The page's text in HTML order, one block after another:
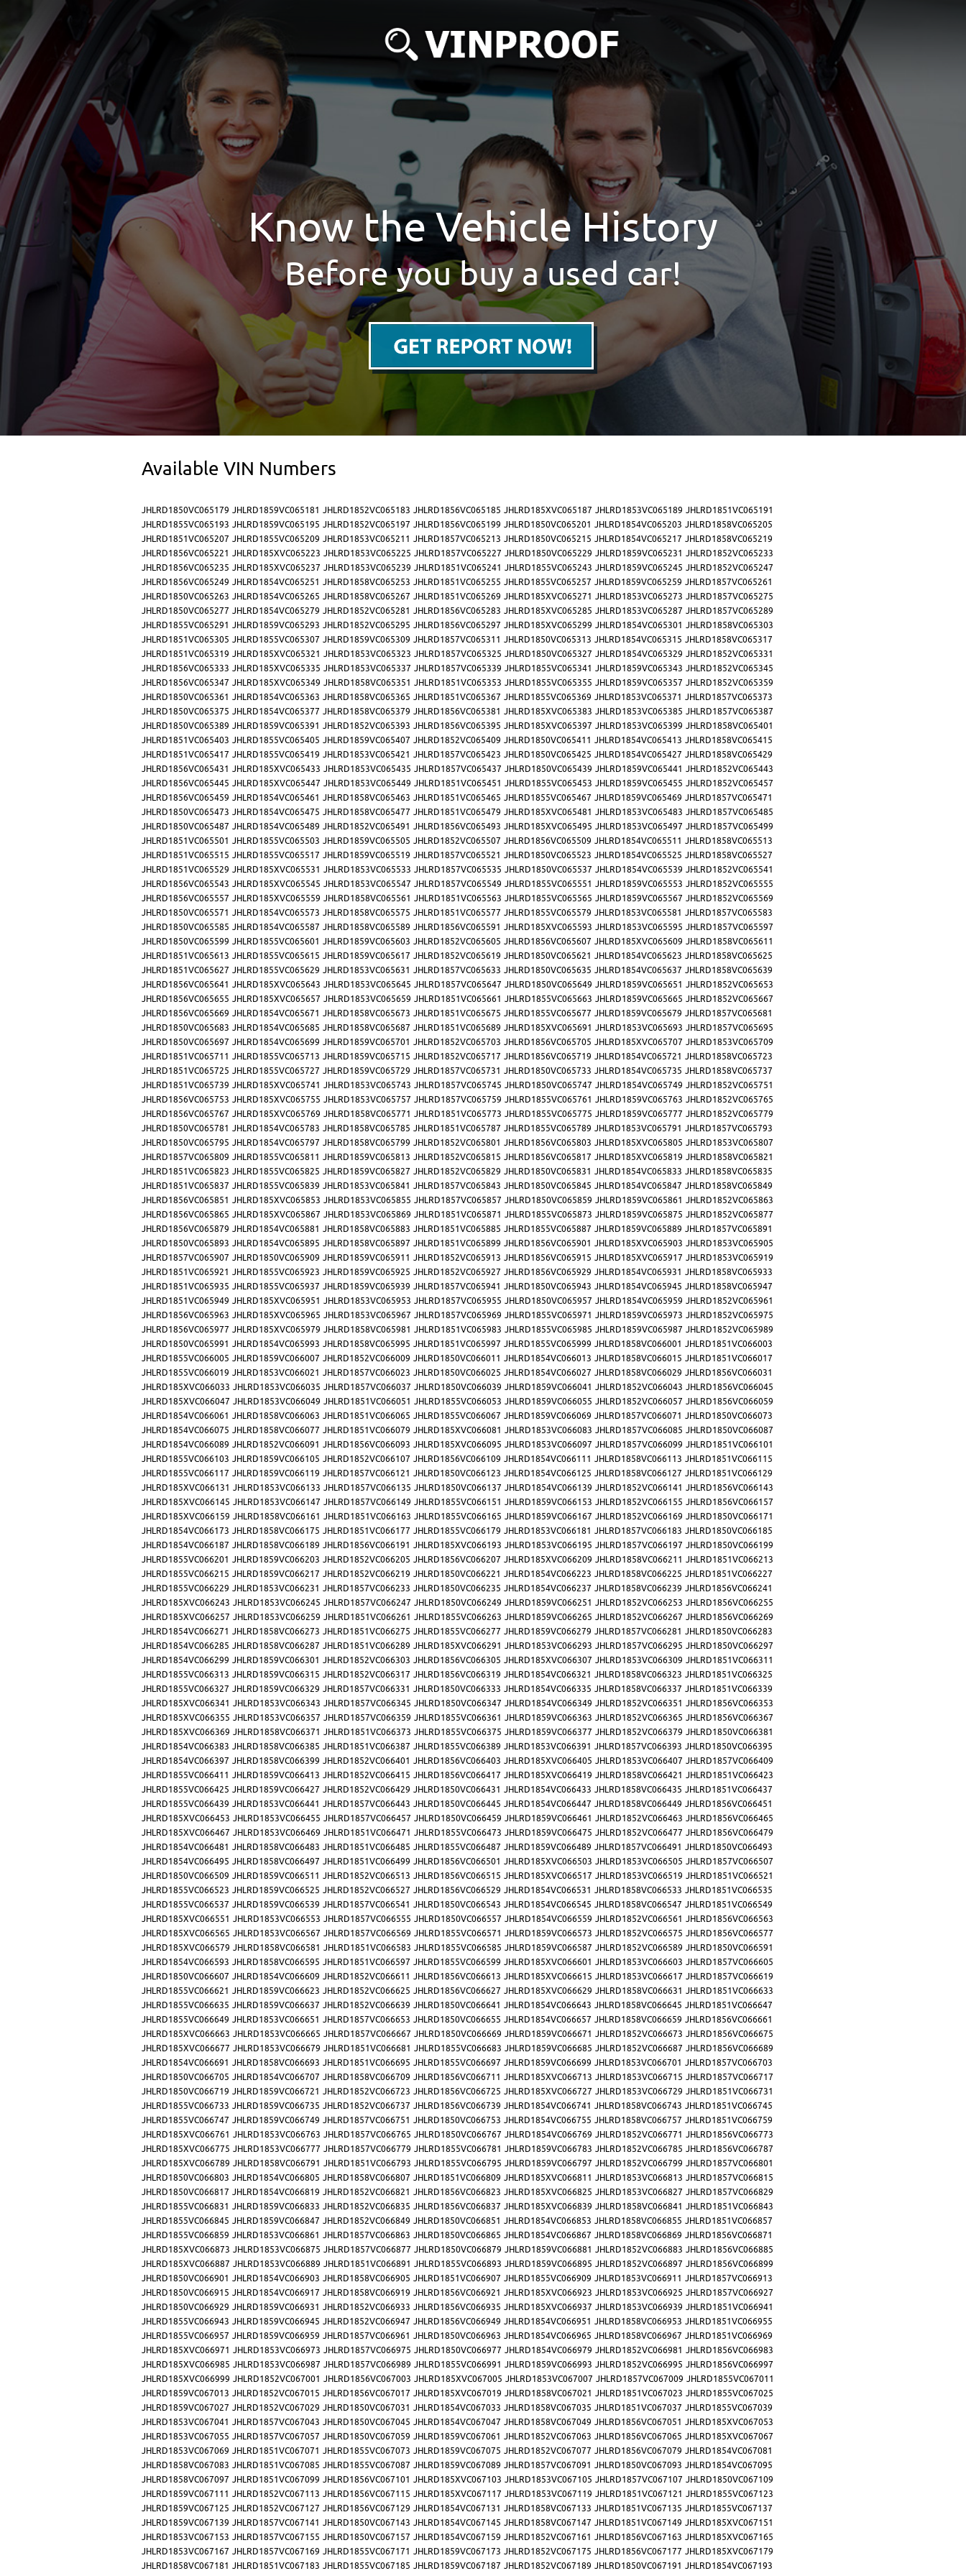
Know the Vehicle History
Before you buy a used car!
Available VIN Numbers
JHLRD1850VC065179 JHLRD1859VC065181 JHLRD1852VC065183 JHLRD1856VC065185 JHLRD185XVC065187 JHLRD1853VC065189 JHLRD1851VC065191
JHLRD1855VC065193 JHLRD1859VC065195 JHLRD1852VC065197 JHLRD1856VC065199 JHLRD1850VC065201 JHLRD1854VC065203 JHLRD1858VC065205
JHLRD1851VC065207 JHLRD1855VC065209 JHLRD1853VC065211 JHLRD1857VC065213 JHLRD1850VC065215 JHLRD1854VC065217 JHLRD1858VC065219
JHLRD1856VC065221 JHLRD185XVC065223 JHLRD1853VC065225 JHLRD1857VC065227 JHLRD1850VC065229 JHLRD1859VC065231 JHLRD1852VC065233
JHLRD1856VC065235 JHLRD185XVC065237 JHLRD1853VC065239 JHLRD1851VC065241 JHLRD1855VC065243 JHLRD1859VC065245 JHLRD1852VC065247
JHLRD1856VC065249 JHLRD1854VC065251 JHLRD1858VC065253 JHLRD1851VC065255 JHLRD1855VC065257 JHLRD1859VC065259 JHLRD1857VC065261
JHLRD1850VC065263 JHLRD1854VC065265 JHLRD1858VC065267 JHLRD1851VC065269 JHLRD185XVC065271 JHLRD1853VC065273 JHLRD1857VC065275
JHLRD1850VC065277 JHLRD1854VC065279 JHLRD1852VC065281 JHLRD1856VC065283 JHLRD185XVC065285 JHLRD1853VC065287 JHLRD1857VC065289
JHLRD1855VC065291 JHLRD1859VC065293 JHLRD1852VC065295 JHLRD1856VC065297 JHLRD185XVC065299 JHLRD1854VC065301 JHLRD1858VC065303
JHLRD1851VC065305 JHLRD1855VC065307 JHLRD1859VC065309 JHLRD1857VC065311 JHLRD1850VC065313 JHLRD1854VC065315 JHLRD1858VC065317
JHLRD1851VC065319 JHLRD185XVC065321 JHLRD1853VC065323 JHLRD1857VC065325 JHLRD1850VC065327 JHLRD1854VC065329 JHLRD1852VC065331
JHLRD1856VC065333 JHLRD185XVC065335 JHLRD1853VC065337 JHLRD1857VC065339 JHLRD1855VC065341 JHLRD1859VC065343 JHLRD1852VC065345
JHLRD1856VC065347 JHLRD185XVC065349 JHLRD1858VC065351 JHLRD1851VC065353 JHLRD1855VC065355 JHLRD1859VC065357 JHLRD1852VC065359
JHLRD1850VC065361 JHLRD1854VC065363 JHLRD1858VC065365 JHLRD1851VC065367 JHLRD1855VC065369 JHLRD1853VC065371 JHLRD1857VC065373
JHLRD1850VC065375 JHLRD1854VC065377 JHLRD1858VC065379 JHLRD1856VC065381 JHLRD185XVC065383 JHLRD1853VC065385 JHLRD1857VC065387
JHLRD1850VC065389 JHLRD1859VC065391 JHLRD1852VC065393 JHLRD1856VC065395 JHLRD185XVC065397 JHLRD1853VC065399 JHLRD1858VC065401
JHLRD1851VC065403 JHLRD1855VC065405 JHLRD1859VC065407 JHLRD1852VC065409 JHLRD1850VC065411 JHLRD1854VC065413 JHLRD1858VC065415
JHLRD1851VC065417 JHLRD1855VC065419 JHLRD1853VC065421 JHLRD1857VC065423 JHLRD1850VC065425 JHLRD1854VC065427 JHLRD1858VC065429
JHLRD1856VC065431 JHLRD185XVC065433 JHLRD1853VC065435 JHLRD1857VC065437 JHLRD1850VC065439 JHLRD1859VC065441 JHLRD1852VC065443
JHLRD1856VC065445 JHLRD185XVC065447 JHLRD1853VC065449 JHLRD1851VC065451 JHLRD1855VC065453 JHLRD1859VC065455 JHLRD1852VC065457
JHLRD1856VC065459 JHLRD1854VC065461 JHLRD1858VC065463 JHLRD1851VC065465 JHLRD1855VC065467 JHLRD1859VC065469 JHLRD1857VC065471
JHLRD1850VC065473 JHLRD1854VC065475 JHLRD1858VC065477 JHLRD1851VC065479 JHLRD185XVC065481 JHLRD1853VC065483 JHLRD1857VC065485
JHLRD1850VC065487 JHLRD1854VC065489 JHLRD1852VC065491 JHLRD1856VC065493 JHLRD185XVC065495 JHLRD1853VC065497 JHLRD1857VC065499
JHLRD1851VC065501 JHLRD1855VC065503 JHLRD1859VC065505 JHLRD1852VC065507 JHLRD1856VC065509 JHLRD1854VC065511 JHLRD1858VC065513
JHLRD1851VC065515 JHLRD1855VC065517 JHLRD1859VC065519 JHLRD1857VC065521 JHLRD1850VC065523 JHLRD1854VC065525 JHLRD1858VC065527
JHLRD1851VC065529 JHLRD185XVC065531 JHLRD1853VC065533 JHLRD1857VC065535 JHLRD1850VC065537 JHLRD1854VC065539 JHLRD1852VC065541
JHLRD1856VC065543 JHLRD185XVC065545 JHLRD1853VC065547 JHLRD1857VC065549 JHLRD1855VC065551 JHLRD1859VC065553 JHLRD1852VC065555
JHLRD1856VC065557 JHLRD185XVC065559 JHLRD1858VC065561 JHLRD1851VC065563 JHLRD1855VC065565 JHLRD1859VC065567 JHLRD1852VC065569
JHLRD1850VC065571 JHLRD1854VC065573 JHLRD1858VC065575 JHLRD1851VC065577 JHLRD1855VC065579 JHLRD1853VC065581 JHLRD1857VC065583
JHLRD1850VC065585 JHLRD1854VC065587 JHLRD1858VC065589 JHLRD1856VC065591 JHLRD185XVC065593 JHLRD1853VC065595 JHLRD1857VC065597
JHLRD1850VC065599 JHLRD1855VC065601 JHLRD1859VC065603 JHLRD1852VC065605 JHLRD1856VC065607 JHLRD185XVC065609 JHLRD1858VC065611
JHLRD1851VC065613 JHLRD1855VC065615 JHLRD1859VC065617 JHLRD1852VC065619 JHLRD1850VC065621 JHLRD1854VC065623 JHLRD1858VC065625
JHLRD1851VC065627 JHLRD1855VC065629 JHLRD1853VC065631 JHLRD1857VC065633 JHLRD1850VC065635 JHLRD1854VC065637 JHLRD1858VC065639
JHLRD1856VC065641 JHLRD185XVC065643 JHLRD1853VC065645 JHLRD1857VC065647 JHLRD1850VC065649 JHLRD1859VC065651 JHLRD1852VC065653
JHLRD1856VC065655 JHLRD185XVC065657 JHLRD1853VC065659 JHLRD1851VC065661 JHLRD1855VC065663 JHLRD1859VC065665 JHLRD1852VC065667
JHLRD1856VC065669 JHLRD1854VC065671 JHLRD1858VC065673 JHLRD1851VC065675 JHLRD1855VC065677 JHLRD1859VC065679 JHLRD1857VC065681
JHLRD1850VC065683 JHLRD1854VC065685 JHLRD1858VC065687 JHLRD1851VC065689 JHLRD185XVC065691 JHLRD1853VC065693 JHLRD1857VC065695
JHLRD1850VC065697 JHLRD1854VC065699 JHLRD1859VC065701 JHLRD1852VC065703 JHLRD1856VC065705 JHLRD185XVC065707 JHLRD1853VC065709
JHLRD1851VC065711 JHLRD1855VC065713 JHLRD1859VC065715 JHLRD1852VC065717 JHLRD1856VC065719 JHLRD1854VC065721 JHLRD1858VC065723
JHLRD1851VC065725 JHLRD1855VC065727 JHLRD1859VC065729 JHLRD1857VC065731 JHLRD1850VC065733 JHLRD1854VC065735 JHLRD1858VC065737
JHLRD1851VC065739 JHLRD185XVC065741 JHLRD1853VC065743 JHLRD1857VC065745 JHLRD1850VC065747 JHLRD1854VC065749 JHLRD1852VC065751
JHLRD1856VC065753 JHLRD185XVC065755 JHLRD1853VC065757 JHLRD1857VC065759 JHLRD1855VC065761 JHLRD1859VC065763 JHLRD1852VC065765
JHLRD1856VC065767 JHLRD185XVC065769 JHLRD1858VC065771 JHLRD1851VC065773 JHLRD1855VC065775 JHLRD1859VC065777 JHLRD1852VC065779
JHLRD1850VC065781 JHLRD1854VC065783 JHLRD1858VC065785 JHLRD1851VC065787 JHLRD1855VC065789 JHLRD1853VC065791 JHLRD1857VC065793
JHLRD1850VC065795 JHLRD1854VC065797 JHLRD1858VC065799 JHLRD1852VC065801 JHLRD1856VC065803 JHLRD185XVC065805 JHLRD1853VC065807
JHLRD1857VC065809 JHLRD1855VC065811 JHLRD1859VC065813 JHLRD1852VC065815 JHLRD1856VC065817 JHLRD185XVC065819 JHLRD1858VC065821
JHLRD1851VC065823 JHLRD1855VC065825 JHLRD1859VC065827 JHLRD1852VC065829 JHLRD1850VC065831 JHLRD1854VC065833 JHLRD1858VC065835
JHLRD1851VC065837 JHLRD1855VC065839 JHLRD1853VC065841 JHLRD1857VC065843 JHLRD1850VC065845 JHLRD1854VC065847 JHLRD1858VC065849
JHLRD1856VC065851 JHLRD185XVC065853 JHLRD1853VC065855 JHLRD1857VC065857 JHLRD1850VC065859 JHLRD1859VC065861 JHLRD1852VC065863
JHLRD1856VC065865 JHLRD185XVC065867 JHLRD1853VC065869 JHLRD1851VC065871 JHLRD1855VC065873 JHLRD1859VC065875 JHLRD1852VC065877
JHLRD1856VC065879 JHLRD1854VC065881 JHLRD1858VC065883 JHLRD1851VC065885 JHLRD1855VC065887 JHLRD1859VC065889 JHLRD1857VC065891
JHLRD1850VC065893 JHLRD1854VC065895 JHLRD1858VC065897 JHLRD1851VC065899 JHLRD1856VC065901 JHLRD185XVC065903 JHLRD1853VC065905
JHLRD1857VC065907 JHLRD1850VC065909 JHLRD1859VC065911 JHLRD1852VC065913 JHLRD1856VC065915 JHLRD185XVC065917 JHLRD1853VC065919
JHLRD1851VC065921 JHLRD1855VC065923 JHLRD1859VC065925 JHLRD1852VC065927 JHLRD1856VC065929 JHLRD1854VC065931 JHLRD1858VC065933
JHLRD1851VC065935 JHLRD1855VC065937 JHLRD1859VC065939 JHLRD1857VC065941 JHLRD1850VC065943 JHLRD1854VC065945 JHLRD1858VC065947
JHLRD1851VC065949 JHLRD185XVC065951 JHLRD1853VC065953 JHLRD1857VC065955 JHLRD1850VC065957 JHLRD1854VC065959 JHLRD1852VC065961
JHLRD1856VC065963 JHLRD185XVC065965 JHLRD1853VC065967 JHLRD1857VC065969 JHLRD1855VC065971 JHLRD1859VC065973 JHLRD1852VC065975
JHLRD1856VC065977 JHLRD185XVC065979 JHLRD1858VC065981 JHLRD1851VC065983 JHLRD1855VC065985 JHLRD1859VC065987 JHLRD1852VC065989
JHLRD1850VC065991 JHLRD1854VC065993 JHLRD1858VC065995 JHLRD1851VC065997 JHLRD1855VC065999 JHLRD1858VC066001 JHLRD1851VC066003
JHLRD1855VC066005 JHLRD1859VC066007 JHLRD1852VC066009 JHLRD1850VC066011 JHLRD1854VC066013 JHLRD1858VC066015 JHLRD1851VC066017
JHLRD1855VC066019 JHLRD1853VC066021 JHLRD1857VC066023 JHLRD1850VC066025 JHLRD1854VC066027 JHLRD1858VC066029 JHLRD1856VC066031
JHLRD185XVC066033 JHLRD1853VC066035 JHLRD1857VC066037 JHLRD1850VC066039 JHLRD1859VC066041 JHLRD1852VC066043 JHLRD1856VC066045
JHLRD185XVC066047 JHLRD1853VC066049 JHLRD1851VC066051 JHLRD1855VC066053 JHLRD1859VC066055 JHLRD1852VC066057 JHLRD1856VC066059
JHLRD1854VC066061 JHLRD1858VC066063 JHLRD1851VC066065 JHLRD1855VC066067 JHLRD1859VC066069 JHLRD1857VC066071 JHLRD1850VC066073
JHLRD1854VC066075 JHLRD1858VC066077 JHLRD1851VC066079 JHLRD185XVC066081 JHLRD1853VC066083 JHLRD1857VC066085 JHLRD1850VC066087
JHLRD1854VC066089 JHLRD1852VC066091 JHLRD1856VC066093 JHLRD185XVC066095 JHLRD1853VC066097 JHLRD1857VC066099 JHLRD1851VC066101
JHLRD1855VC066103 JHLRD1859VC066105 JHLRD1852VC066107 JHLRD1856VC066109 JHLRD1854VC066111 JHLRD1858VC066113 JHLRD1851VC066115
JHLRD1855VC066117 JHLRD1859VC066119 JHLRD1857VC066121 JHLRD1850VC066123 JHLRD1854VC066125 JHLRD1858VC066127 JHLRD1851VC066129
JHLRD185XVC066131 JHLRD1853VC066133 JHLRD1857VC066135 JHLRD1850VC066137 JHLRD1854VC066139 JHLRD1852VC066141 JHLRD1856VC066143
JHLRD185XVC066145 JHLRD1853VC066147 JHLRD1857VC066149 JHLRD1855VC066151 JHLRD1859VC066153 JHLRD1852VC066155 JHLRD1856VC066157
JHLRD185XVC066159 JHLRD1858VC066161 JHLRD1851VC066163 JHLRD1855VC066165 JHLRD1859VC066167 JHLRD1852VC066169 JHLRD1850VC066171
JHLRD1854VC066173 JHLRD1858VC066175 JHLRD1851VC066177 JHLRD1855VC066179 JHLRD1853VC066181 JHLRD1857VC066183 JHLRD1850VC066185
JHLRD1854VC066187 JHLRD1858VC066189 JHLRD1856VC066191 JHLRD185XVC066193 JHLRD1853VC066195 JHLRD1857VC066197 JHLRD1850VC066199
JHLRD1855VC066201 JHLRD1859VC066203 JHLRD1852VC066205 JHLRD1856VC066207 JHLRD185XVC066209 JHLRD1858VC066211 JHLRD1851VC066213
JHLRD1855VC066215 JHLRD1859VC066217 JHLRD1852VC066219 JHLRD1850VC066221 JHLRD1854VC066223 JHLRD1858VC066225 JHLRD1851VC066227
JHLRD1855VC066229 JHLRD1853VC066231 JHLRD1857VC066233 JHLRD1850VC066235 JHLRD1854VC066237 JHLRD1858VC066239 JHLRD1856VC066241
JHLRD185XVC066243 JHLRD1853VC066245 JHLRD1857VC066247 JHLRD1850VC066249 JHLRD1859VC066251 JHLRD1852VC066253 JHLRD1856VC066255
JHLRD185XVC066257 JHLRD1853VC066259 JHLRD1851VC066261 JHLRD1855VC066263 JHLRD1859VC066265 JHLRD1852VC066267 JHLRD1856VC066269
JHLRD1854VC066271 JHLRD1858VC066273 JHLRD1851VC066275 JHLRD1855VC066277 JHLRD1859VC066279 JHLRD1857VC066281 JHLRD1850VC066283
JHLRD1854VC066285 JHLRD1858VC066287 JHLRD1851VC066289 JHLRD185XVC066291 JHLRD1853VC066293 JHLRD1857VC066295 JHLRD1850VC066297
JHLRD1854VC066299 JHLRD1859VC066301 JHLRD1852VC066303 JHLRD1856VC066305 JHLRD185XVC066307 JHLRD1853VC066309 JHLRD1851VC066311
JHLRD1855VC066313 JHLRD1859VC066315 JHLRD1852VC066317 JHLRD1856VC066319 JHLRD1854VC066321 JHLRD1858VC066323 JHLRD1851VC066325
JHLRD1855VC066327 JHLRD1859VC066329 JHLRD1857VC066331 JHLRD1850VC066333 JHLRD1854VC066335 JHLRD1858VC066337 JHLRD1851VC066339
JHLRD185XVC066341 JHLRD1853VC066343 JHLRD1857VC066345 JHLRD1850VC066347 JHLRD1854VC066349 JHLRD1852VC066351 JHLRD1856VC066353
JHLRD185XVC066355 JHLRD1853VC066357 JHLRD1857VC066359 JHLRD1855VC066361 JHLRD1859VC066363 JHLRD1852VC066365 JHLRD1856VC066367
JHLRD185XVC066369 JHLRD1858VC066371 JHLRD1851VC066373 JHLRD1855VC066375 JHLRD1859VC066377 JHLRD1852VC066379 JHLRD1850VC066381
JHLRD1854VC066383 JHLRD1858VC066385 JHLRD1851VC066387 JHLRD1855VC066389 JHLRD1853VC066391 JHLRD1857VC066393 JHLRD1850VC066395
JHLRD1854VC066397 JHLRD1858VC066399 JHLRD1852VC066401 JHLRD1856VC066403 JHLRD185XVC066405 JHLRD1853VC066407 JHLRD1857VC066409
JHLRD1855VC066411 JHLRD1859VC066413 JHLRD1852VC066415 JHLRD1856VC066417 JHLRD185XVC066419 JHLRD1858VC066421 JHLRD1851VC066423
JHLRD1855VC066425 JHLRD1859VC066427 JHLRD1852VC066429 JHLRD1850VC066431 JHLRD1854VC066433 JHLRD1858VC066435 JHLRD1851VC066437
JHLRD1855VC066439 JHLRD1853VC066441 JHLRD1857VC066443 JHLRD1850VC066445 JHLRD1854VC066447 JHLRD1858VC066449 JHLRD1856VC066451
JHLRD185XVC066453 JHLRD1853VC066455 JHLRD1857VC066457 JHLRD1850VC066459 JHLRD1859VC066461 JHLRD1852VC066463 JHLRD1856VC066465
JHLRD185XVC066467 JHLRD1853VC066469 JHLRD1851VC066471 JHLRD1855VC066473 JHLRD1859VC066475 JHLRD1852VC066477 JHLRD1856VC066479
JHLRD1854VC066481 JHLRD1858VC066483 JHLRD1851VC066485 JHLRD1855VC066487 JHLRD1859VC066489 JHLRD1857VC066491 JHLRD1850VC066493
JHLRD1854VC066495 JHLRD1858VC066497 JHLRD1851VC066499 JHLRD1856VC066501 JHLRD185XVC066503 JHLRD1853VC066505 JHLRD1857VC066507
JHLRD1850VC066509 JHLRD1859VC066511 JHLRD1852VC066513 JHLRD1856VC066515 JHLRD185XVC066517 JHLRD1853VC066519 JHLRD1851VC066521
JHLRD1855VC066523 JHLRD1859VC066525 JHLRD1852VC066527 JHLRD1856VC066529 JHLRD1854VC066531 JHLRD1858VC066533 JHLRD1851VC066535
JHLRD1855VC066537 JHLRD1859VC066539 JHLRD1857VC066541 JHLRD1850VC066543 JHLRD1854VC066545 JHLRD1858VC066547 JHLRD1851VC066549
JHLRD185XVC066551 JHLRD1853VC066553 JHLRD1857VC066555 JHLRD1850VC066557 JHLRD1854VC066559 JHLRD1852VC066561 JHLRD1856VC066563
JHLRD185XVC066565 JHLRD1853VC066567 JHLRD1857VC066569 JHLRD1855VC066571 JHLRD1859VC066573 JHLRD1852VC066575 JHLRD1856VC066577
JHLRD185XVC066579 JHLRD1858VC066581 JHLRD1851VC066583 JHLRD1855VC066585 JHLRD1859VC066587 JHLRD1852VC066589 JHLRD1850VC066591
JHLRD1854VC066593 JHLRD1858VC066595 JHLRD1851VC066597 JHLRD1855VC066599 JHLRD185XVC066601 JHLRD1853VC066603 JHLRD1857VC066605
JHLRD1850VC066607 JHLRD1854VC066609 JHLRD1852VC066611 JHLRD1856VC066613 JHLRD185XVC066615 JHLRD1853VC066617 JHLRD1857VC066619
JHLRD1855VC066621 JHLRD1859VC066623 JHLRD1852VC066625 JHLRD1856VC066627 JHLRD185XVC066629 JHLRD1858VC066631 JHLRD1851VC066633
JHLRD1855VC066635 JHLRD1859VC066637 JHLRD1852VC066639 JHLRD1850VC066641 JHLRD1854VC066643 JHLRD1858VC066645 JHLRD1851VC066647
JHLRD1855VC066649 JHLRD1853VC066651 JHLRD1857VC066653 JHLRD1850VC066655 JHLRD1854VC066657 JHLRD1858VC066659 JHLRD1856VC066661
JHLRD185XVC066663 JHLRD1853VC066665 JHLRD1857VC066667 JHLRD1850VC066669 JHLRD1859VC066671 JHLRD1852VC066673 JHLRD1856VC066675
JHLRD185XVC066677 JHLRD1853VC066679 JHLRD1851VC066681 JHLRD1855VC066683 JHLRD1859VC066685 JHLRD1852VC066687 JHLRD1856VC066689
JHLRD1854VC066691 JHLRD1858VC066693 JHLRD1851VC066695 JHLRD1855VC066697 JHLRD1859VC066699 JHLRD1853VC066701 JHLRD1857VC066703
JHLRD1850VC066705 JHLRD1854VC066707 JHLRD1858VC066709 JHLRD1856VC066711 JHLRD185XVC066713 JHLRD1853VC066715 JHLRD1857VC066717
JHLRD1850VC066719 JHLRD1859VC066721 JHLRD1852VC066723 JHLRD1856VC066725 JHLRD185XVC066727 JHLRD1853VC066729 JHLRD1851VC066731
JHLRD1855VC066733 JHLRD1859VC066735 JHLRD1852VC066737 JHLRD1856VC066739 JHLRD1854VC066741 JHLRD1858VC066743 JHLRD1851VC066745
JHLRD1855VC066747 JHLRD1859VC066749 JHLRD1857VC066751 JHLRD1850VC066753 JHLRD1854VC066755 JHLRD1858VC066757 JHLRD1851VC066759
JHLRD185XVC066761 JHLRD1853VC066763 JHLRD1857VC066765 JHLRD1850VC066767 JHLRD1854VC066769 JHLRD1852VC066771 JHLRD1856VC066773
JHLRD185XVC066775 JHLRD1853VC066777 JHLRD1857VC066779 JHLRD1855VC066781 JHLRD1859VC066783 JHLRD1852VC066785 JHLRD1856VC066787
JHLRD185XVC066789 JHLRD1858VC066791 JHLRD1851VC066793 JHLRD1855VC066795 JHLRD1859VC066797 JHLRD1852VC066799 JHLRD1857VC066801
JHLRD1850VC066803 JHLRD1854VC066805 JHLRD1858VC066807 JHLRD1851VC066809 JHLRD185XVC066811 JHLRD1853VC066813 JHLRD1857VC066815
JHLRD1850VC066817 JHLRD1854VC066819 JHLRD1852VC066821 JHLRD1856VC066823 JHLRD185XVC066825 JHLRD1853VC066827 JHLRD1857VC066829
JHLRD1855VC066831 JHLRD1859VC066833 JHLRD1852VC066835 JHLRD1856VC066837 JHLRD185XVC066839 JHLRD1858VC066841 JHLRD1851VC066843
JHLRD1855VC066845 JHLRD1859VC066847 JHLRD1852VC066849 JHLRD1850VC066851 JHLRD1854VC066853 JHLRD1858VC066855 JHLRD1851VC066857
JHLRD1855VC066859 JHLRD1853VC066861 JHLRD1857VC066863 JHLRD1850VC066865 JHLRD1854VC066867 JHLRD1858VC066869 JHLRD1856VC066871
JHLRD185XVC066873 JHLRD1853VC066875 JHLRD1857VC066877 JHLRD1850VC066879 JHLRD1859VC066881 JHLRD1852VC066883 JHLRD1856VC066885
JHLRD185XVC066887 JHLRD1853VC066889 JHLRD1851VC066891 JHLRD1855VC066893 JHLRD1859VC066895 JHLRD1852VC066897 JHLRD1856VC066899
JHLRD1850VC066901 JHLRD1854VC066903 JHLRD1858VC066905 JHLRD1851VC066907 JHLRD1855VC066909 JHLRD1853VC066911 JHLRD1857VC066913
JHLRD1850VC066915 JHLRD1854VC066917 JHLRD1858VC066919 JHLRD1856VC066921 JHLRD185XVC066923 JHLRD1853VC066925 JHLRD1857VC066927
JHLRD1850VC066929 JHLRD1859VC066931 JHLRD1852VC066933 JHLRD1856VC066935 JHLRD185XVC066937 JHLRD1853VC066939 JHLRD1851VC066941
JHLRD1855VC066943 JHLRD1859VC066945 JHLRD1852VC066947 JHLRD1856VC066949 JHLRD1854VC066951 JHLRD1858VC066953 JHLRD1851VC066955
JHLRD1855VC066957 JHLRD1859VC066959 JHLRD1857VC066961 JHLRD1850VC066963 JHLRD1854VC066965 JHLRD1858VC066967 JHLRD1851VC066969
JHLRD185XVC066971 JHLRD1853VC066973 JHLRD1857VC066975 JHLRD1850VC066977 JHLRD1854VC066979 JHLRD1852VC066981 JHLRD1856VC066983
JHLRD185XVC066985 JHLRD1853VC066987 JHLRD1857VC066989 JHLRD1855VC066991 JHLRD1859VC066993 JHLRD1852VC066995 JHLRD1856VC066997
JHLRD185XVC066999 JHLRD1852VC067001 JHLRD1856VC067003 JHLRD185XVC067005 JHLRD1853VC067007 JHLRD1857VC067009 JHLRD1855VC067011
JHLRD1859VC067013 JHLRD1852VC067015 JHLRD1856VC067017 JHLRD185XVC067019 JHLRD1858VC067021 JHLRD1851VC067023 JHLRD1855VC067025
JHLRD1859VC067027 JHLRD1852VC067029 JHLRD1850VC067031 JHLRD1854VC067033 JHLRD1858VC067035 JHLRD1851VC067037 JHLRD1855VC067039
JHLRD1853VC067041 JHLRD1857VC067043 JHLRD1850VC067045 JHLRD1854VC067047 JHLRD1858VC067049 JHLRD1856VC067051 JHLRD185XVC067053
JHLRD1853VC067055 JHLRD1857VC067057 JHLRD1850VC067059 JHLRD1859VC067061 JHLRD1852VC067063 JHLRD1856VC067065 JHLRD185XVC067067
JHLRD1853VC067069 JHLRD1851VC067071 JHLRD1855VC067073 JHLRD1859VC067075 JHLRD1852VC067077 JHLRD1856VC067079 JHLRD1854VC067081
JHLRD1858VC067083 JHLRD1851VC067085 JHLRD1855VC067087 JHLRD1859VC067089 JHLRD1857VC067091 JHLRD1850VC067093 JHLRD1854VC067095
JHLRD1858VC067097 JHLRD1851VC067099 JHLRD1856VC067101 JHLRD185XVC067103 JHLRD1853VC067105 JHLRD1857VC067107 JHLRD1850VC067109
JHLRD1859VC067111 JHLRD1852VC067113 JHLRD1856VC067115 JHLRD185XVC067117 JHLRD1853VC067119 JHLRD1851VC067121 JHLRD1855VC067123
JHLRD1859VC067125 JHLRD1852VC067127 JHLRD1856VC067129 JHLRD1854VC067131 JHLRD1858VC067133 JHLRD1851VC067135 JHLRD1855VC067137
JHLRD1859VC067139 JHLRD1857VC067141 JHLRD1850VC067143 JHLRD1854VC067145 JHLRD1858VC067147 JHLRD1851VC067149 JHLRD185XVC067151
JHLRD1853VC067153 JHLRD1857VC067155 JHLRD1850VC067157 JHLRD1854VC067159 JHLRD1852VC067161 JHLRD1856VC067163 JHLRD185XVC067165
JHLRD1853VC067167 JHLRD1857VC067169 JHLRD1855VC067171 JHLRD1859VC067173 JHLRD1852VC067175 JHLRD1856VC067177 JHLRD185XVC067179
JHLRD1858VC067181 JHLRD1851VC067183 JHLRD1855VC067185 JHLRD1859VC067187 JHLRD1852VC067189 JHLRD1850VC067191 JHLRD1854VC067193